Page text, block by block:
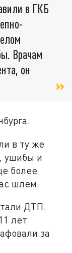
в ГКБ
Врачам
он
в ту же
ушибы и
более
шлем.
ДТП.
лет
за